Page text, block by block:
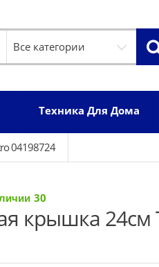
Техника Для Дома
04198724
30
крышка 24см